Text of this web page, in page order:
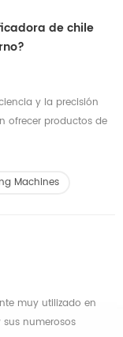
de chile
y la precisión
ofrecer productos de
esta máquina sea tan
de precisión para
Machines
muy utilizado en
numerosos